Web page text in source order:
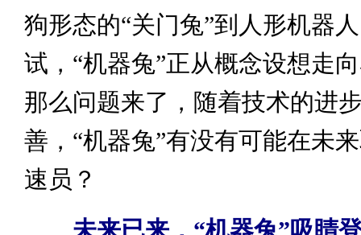
狗形态的“关门兔”到人形机器
试，“机器兔”正从概念设想走
那么问题来了，随着技术的进
善，“机器兔”有没有可能在未
速员？